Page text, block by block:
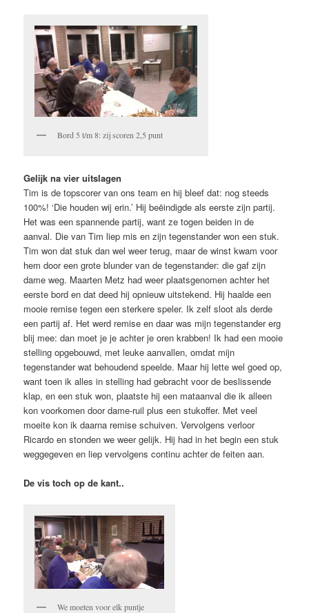
Bord 5 t/m 8: zij scoren 2,5 punt
Gelijk na vier uitslagen
Tim is de topscorer van ons team en hij bleef dat: nog steeds
100%! ‘Die houden wij erin.’ Hij be­ëin­digde als eerste zijn partij.
Het was een spannende partij, want ze togen beiden in de
aanval. Die van Tim liep mis en zijn tegenstander won een stuk.
Tim won dat stuk dan wel weer terug, maar de winst kwam voor
hem door een grote blunder van de tegenstander: die gaf zijn
dame weg. Maarten Metz had weer plaats­genomen achter het
eerste bord en dat deed hij opnieuw uitstekend. Hij haalde een
mooie remise tegen een sterkere speler. Ik zelf sloot als derde
een partij af. Het werd remise en daar was mijn tegenstander erg
blij mee: dan moet je je achter je oren krabben! Ik had een mooie
stelling opge­bouwd, met leuke aanvallen, omdat mijn
tegenstander wat behoudend speelde. Maar hij lette wel goed op,
want toen ik alles in stelling had gebracht voor de beslissende
klap, en een stuk won, plaat­ste hij een mataanval die ik alleen
kon voorkomen door dame-ruil plus een stukoffer. Met veel
moeite kon ik daarna remise schuiven. Vervolgens verloor
Ricardo en stonden we weer gelijk. Hij had in het begin een stuk
weggegeven en liep vervolgens continu achter de feiten aan.
De vis toch op de kant..
We moeten voor elk puntje